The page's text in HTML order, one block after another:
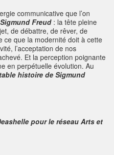
communicative que l’on
Freud: la tête pleine
de débattre, de rêver, de
ce que la modernité doit à cette
l’acceptation de nos
Et la perception poignante
en perpétuelle évolution. Au
histoire de Sigmund
pour le réseau Arts et